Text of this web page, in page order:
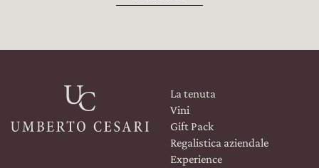
La tenuta
Vini
Gift Pack
Regalistica aziendale
Experience